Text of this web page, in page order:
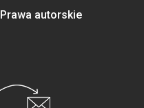
Prawa autorskie